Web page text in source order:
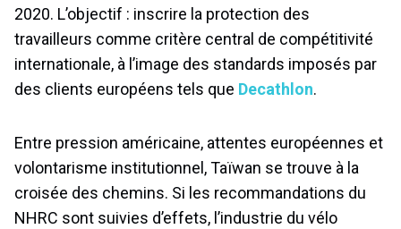
2020. L’objectif : inscrire la protection des
travailleurs comme critère central de compétitivité
internationale, à l’image des standards imposés par
des clients européens tels que Decathlon.
Entre pression américaine, attentes européennes et
volontarisme institutionnel, Taïwan se trouve à la
croisée des chemins. Si les recommandations du
NHRC sont suivies d’effets, l’industrie du vélo